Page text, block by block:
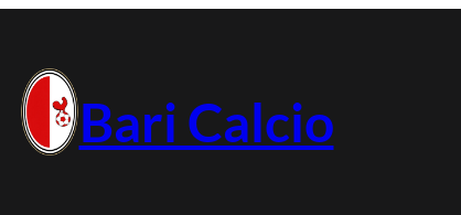
Bari Calcio